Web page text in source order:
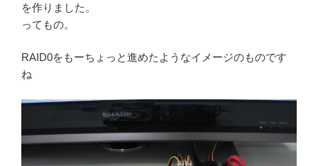
を作りました。
ってもの。
RAID0をもーちょっと進めたようなイメージのものです
ね